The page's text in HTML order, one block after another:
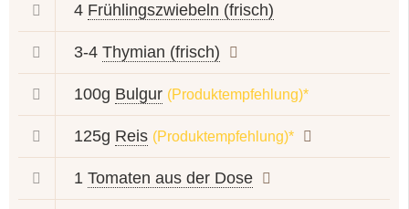
4 Frühlingszwiebeln (frisch)
3-4 Thymian (frisch)
100g Bulgur (Produktempfehlung)*
125g Reis (Produktempfehlung)*
1 Tomaten aus der Dose